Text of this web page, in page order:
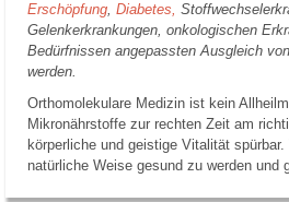
Erschöpfung, Diabetes,
Gelenkerkrankungen, onkologischen
Bedürfnissen angepassten Ausgleich
werden.
Orthomolekulare Medizin ist kein
Mikronährstoffe zur rechten Zeit am
körperliche und geistige Vitalität
natürliche Weise gesund zu werden und